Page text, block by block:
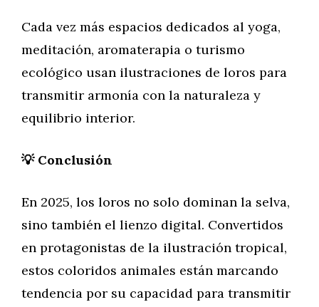
Cada vez más espacios dedicados al yoga,
meditación, aromaterapia o turismo
ecológico usan ilustraciones de loros para
transmitir armonía con la naturaleza y
equilibrio interior.
💡 Conclusión
En 2025, los loros no solo dominan la selva,
sino también el lienzo digital. Convertidos
en protagonistas de la ilustración tropical,
estos coloridos animales están marcando
tendencia por su capacidad para transmitir